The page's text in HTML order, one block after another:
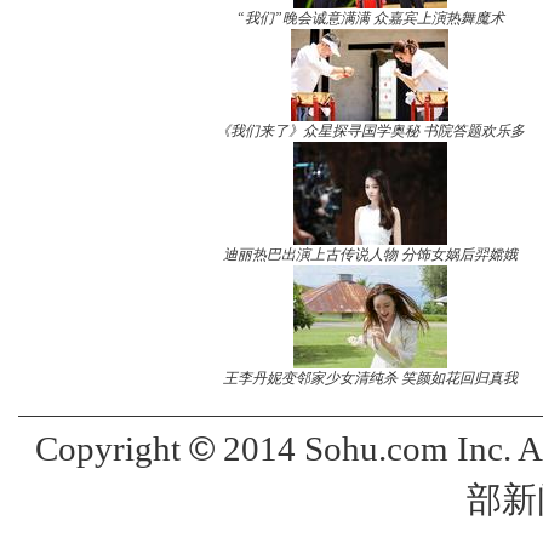
“我们”晚会诚意满满 众嘉宾上演热舞魔术
《我们来了》众星探寻国学奥秘 书院答题欢乐多
迪丽热巴出演上古传说人物 分饰女娲后羿嫦娥
王李丹妮变邻家少女清纯杀 笑颜如花回归真我
Copyright ©2014 Sohu.com Inc.
部